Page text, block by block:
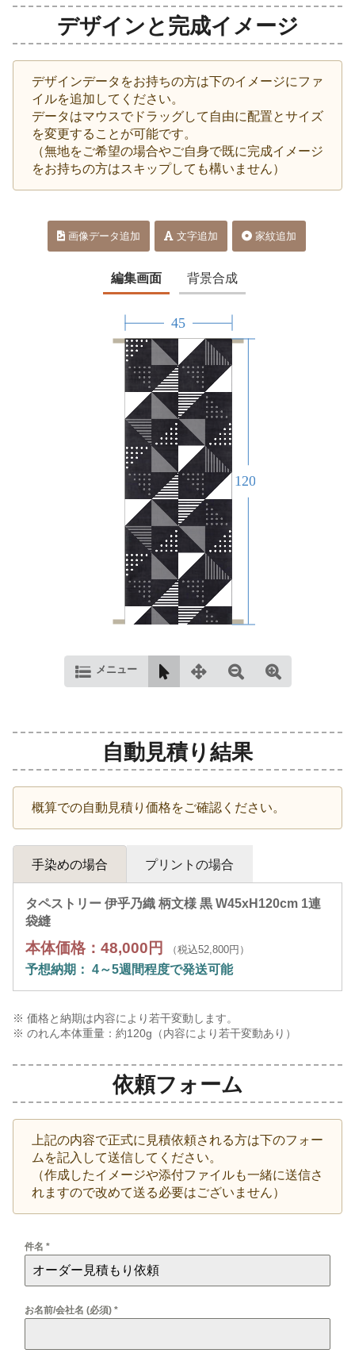
デザインと完成イメージ
デザインデータをお持ちの方は下のイメージにファ
イルを追加してください。
データはマウスでドラッグして自由に配置とサイズ
を変更することが可能です。
（無地をご希望の場合やご自身で既に完成イメージ
をお持ちの方はスキップしても構いません）
画像データ追加 文字追加 家紋追加
編集画面 背景合成
メニュー
自動見積り結果
概算での自動見積り価格をご確認ください。
手染めの場合 プリントの場合
タペストリー 伊乎乃織 柄文様 黒 W45xH120cm 1連
袋縫
本体価格：48,000円 （税込52,800円）
予想納期： 4～5週間程度で発送可能
※ 価格と納期は内容により若干変動します。
※ のれん本体重量：約120g（内容により若干変動あり）
依頼フォーム
上記の内容で正式に見積依頼される方は下のフォー
ムを記入して送信してください。
（作成したイメージや添付ファイルも一緒に送信さ
れますので改めて送る必要はございません）
件名 *
お名前/会社名 (必須) *